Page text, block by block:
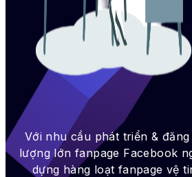
Với nhu cầu phát triển &
lượng lớn fanpage Facebook
dựng hàng loạt fanpage vệ